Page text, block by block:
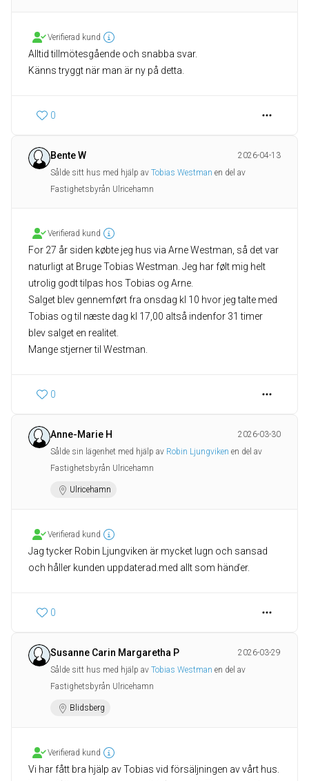
Verifierad kund
Alltid tillmötesgående och snabba svar.
Känns tryggt när man är ny på detta.
0
Bente W
2026-04-13
Sålde sitt hus med hjälp av Tobias Westman en del av
Fastighetsbyrån Ulricehamn
Verifierad kund
For 27 år siden købte jeg hus via Arne Westman, så det var
naturligt at Bruge Tobias Westman. Jeg har følt mig helt
utrolig godt tilpas hos Tobias og Arne.
Salget blev gennemført fra onsdag kl 10 hvor jeg talte med
Tobias og til næste dag kl 17,00 altså indenfor 31 timer
blev salget en realitet.
Mange stjerner til Westman.
0
Anne-Marie H
2026-03-30
Sålde sin lägenhet med hjälp av Robin Ljungviken en del av
Fastighetsbyrån Ulricehamn
Ulricehamn
Verifierad kund
Jag tycker Robin Ljungviken är mycket lugn och sansad
och håller kunden uppdaterad.med allt som hänďer.
0
Susanne Carin Margaretha P
2026-03-29
Sålde sitt hus med hjälp av Tobias Westman en del av
Fastighetsbyrån Ulricehamn
Blidsberg
Verifierad kund
Vi har fått bra hjälp av Tobias vid försäljningen av vårt hus.